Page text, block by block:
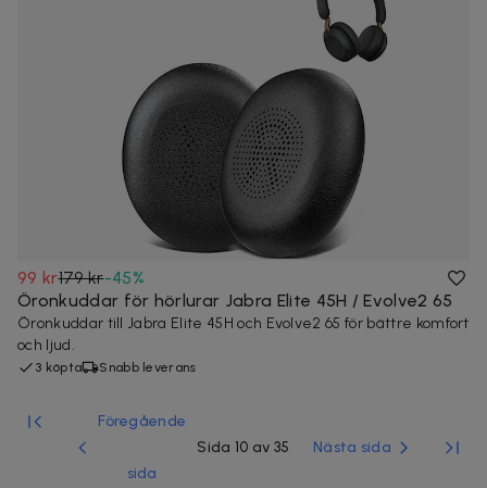
99 kr179 kr-45%
Öronkuddar för hörlurar Jabra Elite 45H / Evolve2 65
Öronkuddar till Jabra Elite 45H och Evolve2 65 för bättre komfort
och ljud.
3 köpta Snabb leverans
Föregående
sida
Sida 10 av 35 Nästa sida